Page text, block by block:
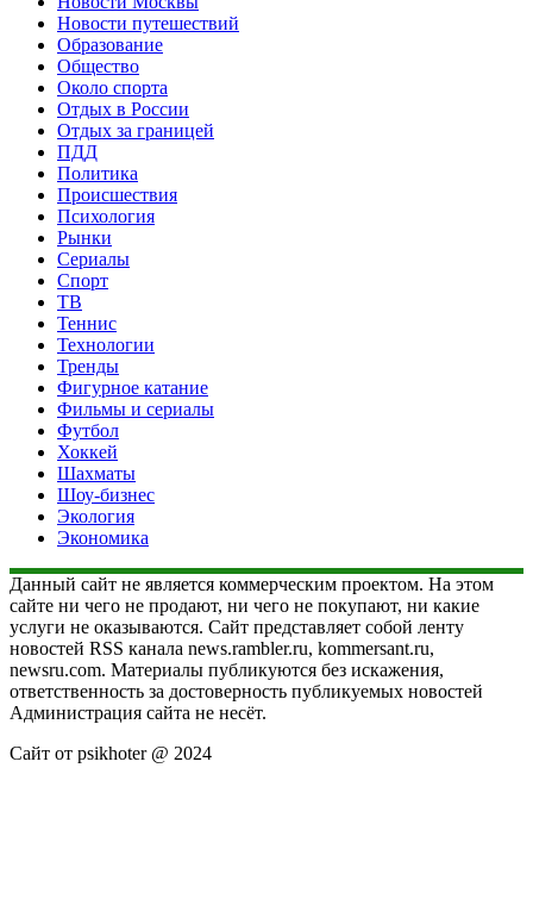
Новости путешествий
Образование
Общество
Около спорта
Отдых в России
Отдых за границей
ПДД
Политика
Происшествия
Психология
Рынки
Сериалы
Спорт
ТВ
Теннис
Технологии
Тренды
Фигурное катание
Фильмы и сериалы
Футбол
Хоккей
Шахматы
Шоу-бизнес
Экология
Экономика
Данный сайт не является коммерческим проектом. На этом
сайте ни чего не продают, ни чего не покупают, ни какие
услуги не оказываются. Сайт представляет собой ленту
новостей RSS канала news.rambler.ru, kommersant.ru,
newsru.com. Материалы публикуются без искажения,
ответственность за достоверность публикуемых новостей
Администрация сайта не несёт.
Сайт от psikhoter @ 2024